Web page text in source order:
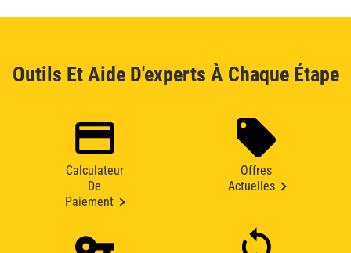
Outils Et Aide D'experts À Chaque Étape
Calculateur
De
Paiement
Offres
Actuelles